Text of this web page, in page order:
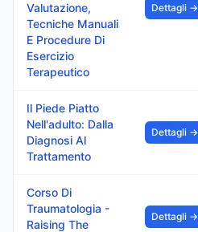
Valutazione,
Tecniche Manuali
E Procedure Di
Esercizio
Terapeutico
Dettagli →
Il Piede Piatto
Nell'adulto: Dalla
Diagnosi Al
Trattamento
Dettagli →
Corso Di
Traumatologia -
Raising The
Dettagli →